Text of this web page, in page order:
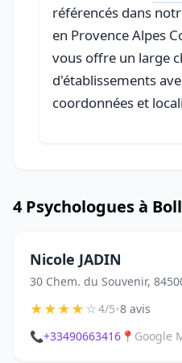
référencés dans
en Provence Alpes
vous offre un large
d'établissements
coordonnées et
4 Psychologues à
Nicole JADIN
30 Chem. du Souvenir,
★★★★☆4/5•8 avis
📞+33490663416 📍 Google